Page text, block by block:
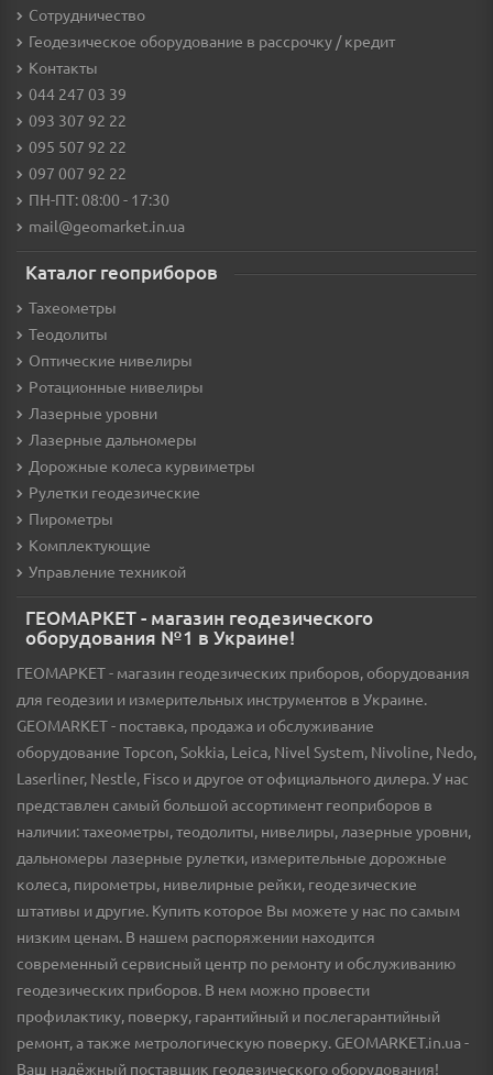
Сотрудничество
Геодезическое оборудование в рассрочку / кредит
Контакты
044 247 03 39
093 307 92 22
095 507 92 22
097 007 92 22
ПН-ПТ: 08:00 - 17:30
mail@geomarket.in.ua
Каталог геоприборов
Тахеометры
Теодолиты
Оптические нивелиры
Ротационные нивелиры
Лазерные уровни
Лазерные дальномеры
Дорожные колеса курвиметры
Рулетки геодезические
Пирометры
Комплектующие
Управление техникой
ГЕОМАРКЕТ - магазин геодезического
оборудования №1 в Украине!
ГЕОМАРКЕТ - магазин геодезических приборов, оборудования
для геодезии и измерительных инструментов в Украине.
GEOMARKET - поставка, продажа и обслуживание
оборудование Topcon, Sokkia, Leica, Nivel System, Nivoline, Nedo,
Laserliner, Nestle, Fisco и другое от официального дилера. У нас
представлен самый большой ассортимент геоприборов в
наличии: тахеометры, теодолиты, нивелиры, лазерные уровни,
дальномеры лазерные рулетки, измерительные дорожные
колеса, пирометры, нивелирные рейки, геодезические
штативы и другие. Купить которое Вы можете у нас по самым
низким ценам. В нашем распоряжении находится
современный сервисный центр по ремонту и обслуживанию
геодезических приборов. В нем можно провести
профилактику, поверку, гарантийный и послегарантийный
ремонт, а также метрологическую поверку. GEOMARKET.in.ua -
Ваш надёжный поставщик геодезического оборудования!